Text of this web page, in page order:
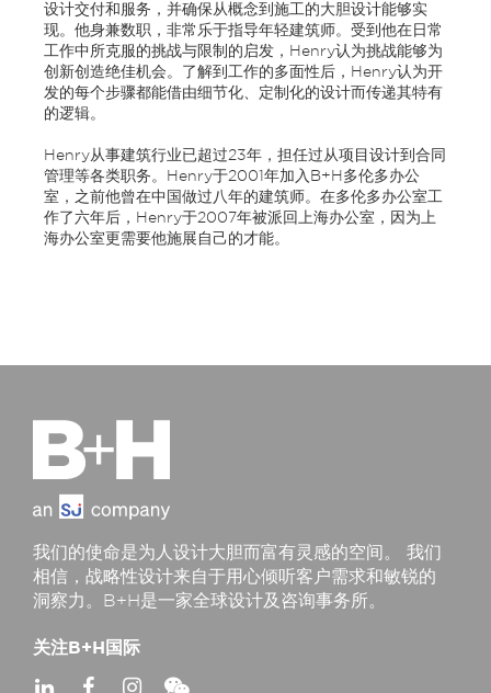
设计交付和服务，并确保从概念到施工的大胆设计能够实
现。他身兼数职，非常乐于指导年轻建筑师。受到他在日常
工作中所克服的挑战与限制的启发，Henry认为挑战能够为
创新创造绝佳机会。了解到工作的多面性后，Henry认为开
发的每个步骤都能借由细节化、定制化的设计而传递其特有
的逻辑。
Henry从事建筑行业已超过23年，担任过从项目设计到合同
管理等各类职务。Henry于2001年加入B+H多伦多办公
室，之前他曾在中国做过八年的建筑师。在多伦多办公室工
作了六年后，Henry于2007年被派回上海办公室，因为上
海办公室更需要他施展自己的才能。
我们的使命是为人设计大胆而富有灵感的空间。 我们
相信，战略性设计来自于用心倾听客户需求和敏锐的
洞察力。B+H是一家全球设计及咨询事务所。
关注B+H国际